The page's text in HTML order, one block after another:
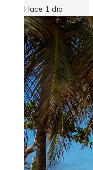
Hace 1 día